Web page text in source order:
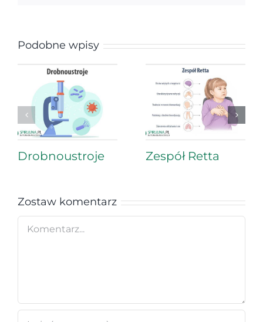
Podobne wpisy
Drobnoustroje Zespół Retta
Zostaw komentarz
Comment